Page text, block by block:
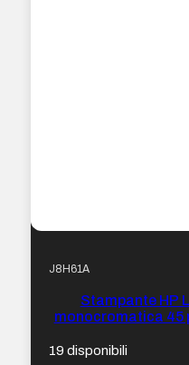
J8H61A
Stampante HP
monocromatica 45
19 disponibili